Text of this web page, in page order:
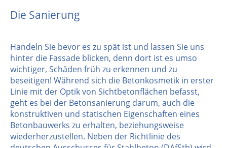
Die Sanierung
Handeln Sie bevor es zu spät ist und lassen Sie uns
hinter die Fassade blicken, denn dort ist es umso
wichtiger, Schäden früh zu erkennen und zu
beseitigen! Während sich die Betonkosmetik in erster
Linie mit der Optik von Sichtbetonflächen befasst,
geht es bei der Betonsanierung darum, auch die
konstruktiven und statischen Eigenschaften eines
Betonbauwerks zu erhalten, beziehungsweise
wiederherzustellen. Neben der Richtlinie des